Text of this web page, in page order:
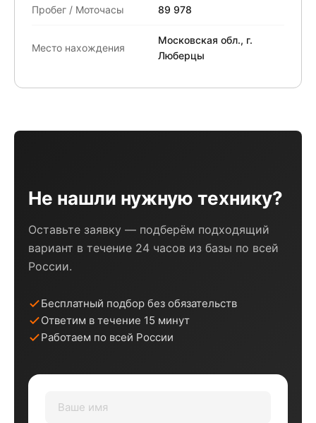
Пробег / Моточасы 89 978
Место нахождения
Московская обл., г.
Люберцы
Не нашли нужную технику?
Оставьте заявку — подберём подходящий
вариант в течение 24 часов из базы по всей
России.
Бесплатный подбор без обязательств
Ответим в течение 15 минут
Работаем по всей России